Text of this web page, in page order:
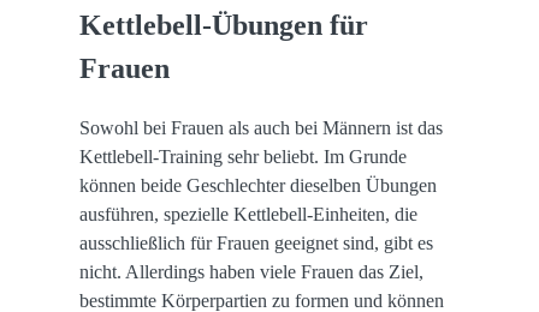
Kettlebell-Übungen für
Frauen
Sowohl bei Frauen als auch bei Männern ist das
Kettlebell-Training sehr beliebt. Im Grunde
können beide Geschlechter dieselben Übungen
ausführen, spezielle Kettlebell-Einheiten, die
ausschließlich für Frauen geeignet sind, gibt es
nicht. Allerdings haben viele Frauen das Ziel,
bestimmte Körperpartien zu formen und können